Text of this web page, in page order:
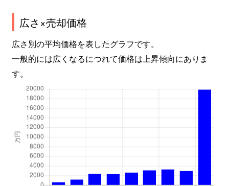
広さ×売却価格
広さ別の平均価格を表したグラフです。
一般的には広くなるにつれて価格は上昇傾向にありま
す。